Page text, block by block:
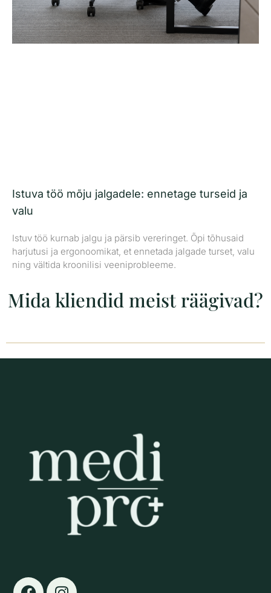
Istuva töö mõju jalgadele: ennetage turseid ja
valu
Istuv töö kurnab jalgu ja pärsib vereringet. Õpi tõhusaid
harjutusi ja ergonoomikat, et ennetada jalgade turset, valu
ning vältida kroonilisi veeniprobleeme.
Mida kliendid meist räägivad?